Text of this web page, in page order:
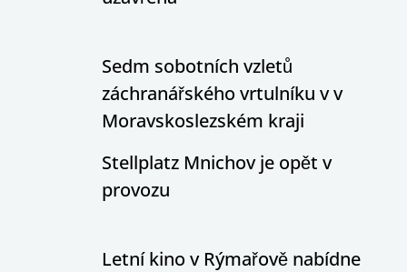
Sedm sobotních vzletů
záchranářského vrtulníku v v
Moravskoslezském kraji
Stellplatz Mnichov je opět v
provozu
Letní kino v Rýmařově nabídne